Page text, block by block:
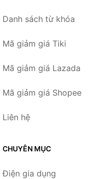
Danh sách từ khóa
Mã giảm giá Tiki
Mã giảm giá Lazada
Mã giảm giá Shopee
Liên hệ
CHUYÊN MỤC
Điện gia dụng